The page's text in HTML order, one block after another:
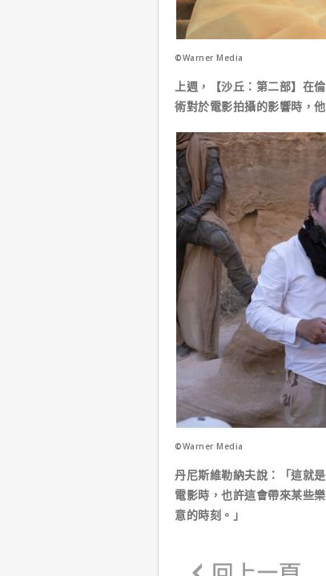
©Warner Media
上週，【沙丘：第二部】在
術對於電影拍攝的影響時，
©Warner Media
丹尼斯維勒納夫說：「這就
電影時，也許這會帶來某些
意的時刻。」